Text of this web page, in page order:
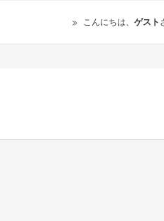
こんにちは、 ゲスト